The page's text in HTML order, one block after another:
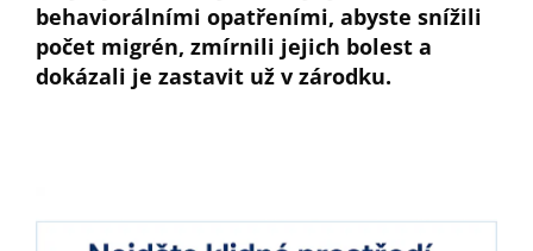
behaviorálními opatřeními, abyste snížili
počet migrén, zmírnili jejich bolest a
dokázali je zastavit už v zárodku.